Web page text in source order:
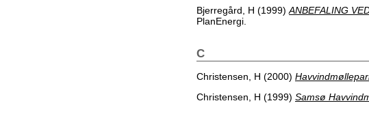
Bjerregård, H (1999) ANBEFALING
PlanEnergi.
C
Christensen, H (2000)
Christensen, H (1999) Samsø